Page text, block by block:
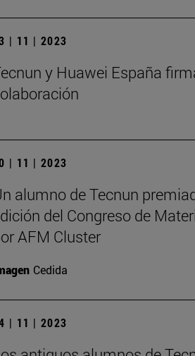
| 11 | 2023
y Huawei España
| 11 | 2023
alumno de Tecnun
del Congreso de
AFM Cluster
Cedida
| 11 | 2023